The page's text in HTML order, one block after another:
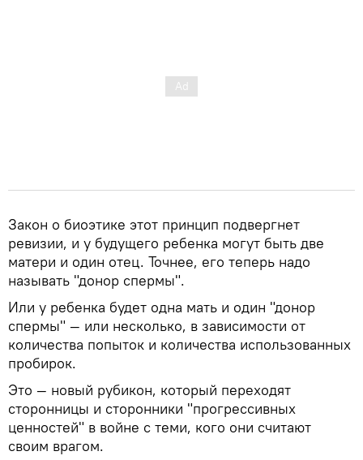
Закон о биоэтике этот принцип подвергнет
ревизии, и у будущего ребенка могут быть две
матери и один отец. Точнее, его теперь надо
называть "донор спермы".
Или у ребенка будет одна мать и один "донор
спермы" — или несколько, в зависимости от
количества попыток и количества использованных
пробирок.
Это — новый рубикон, который переходят
сторонницы и сторонники "прогрессивных
ценностей" в войне с теми, кого они считают
своим врагом.